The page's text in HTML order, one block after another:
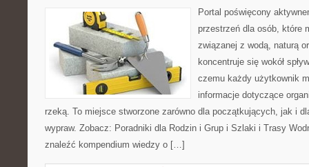
Portal poświęcony
przestrzeń dla osób, które
związanej z wodą, naturą
koncentruje się wokół
czemu każdy użytkownik
informacje dotyczące
rzeką. To miejsce stworzone zarówno dla początkujących, jak i
wypraw. Zobacz: Poradniki dla Rodzin i Grup i Szlaki i Trasy
znaleźć kompendium wiedzy o […]